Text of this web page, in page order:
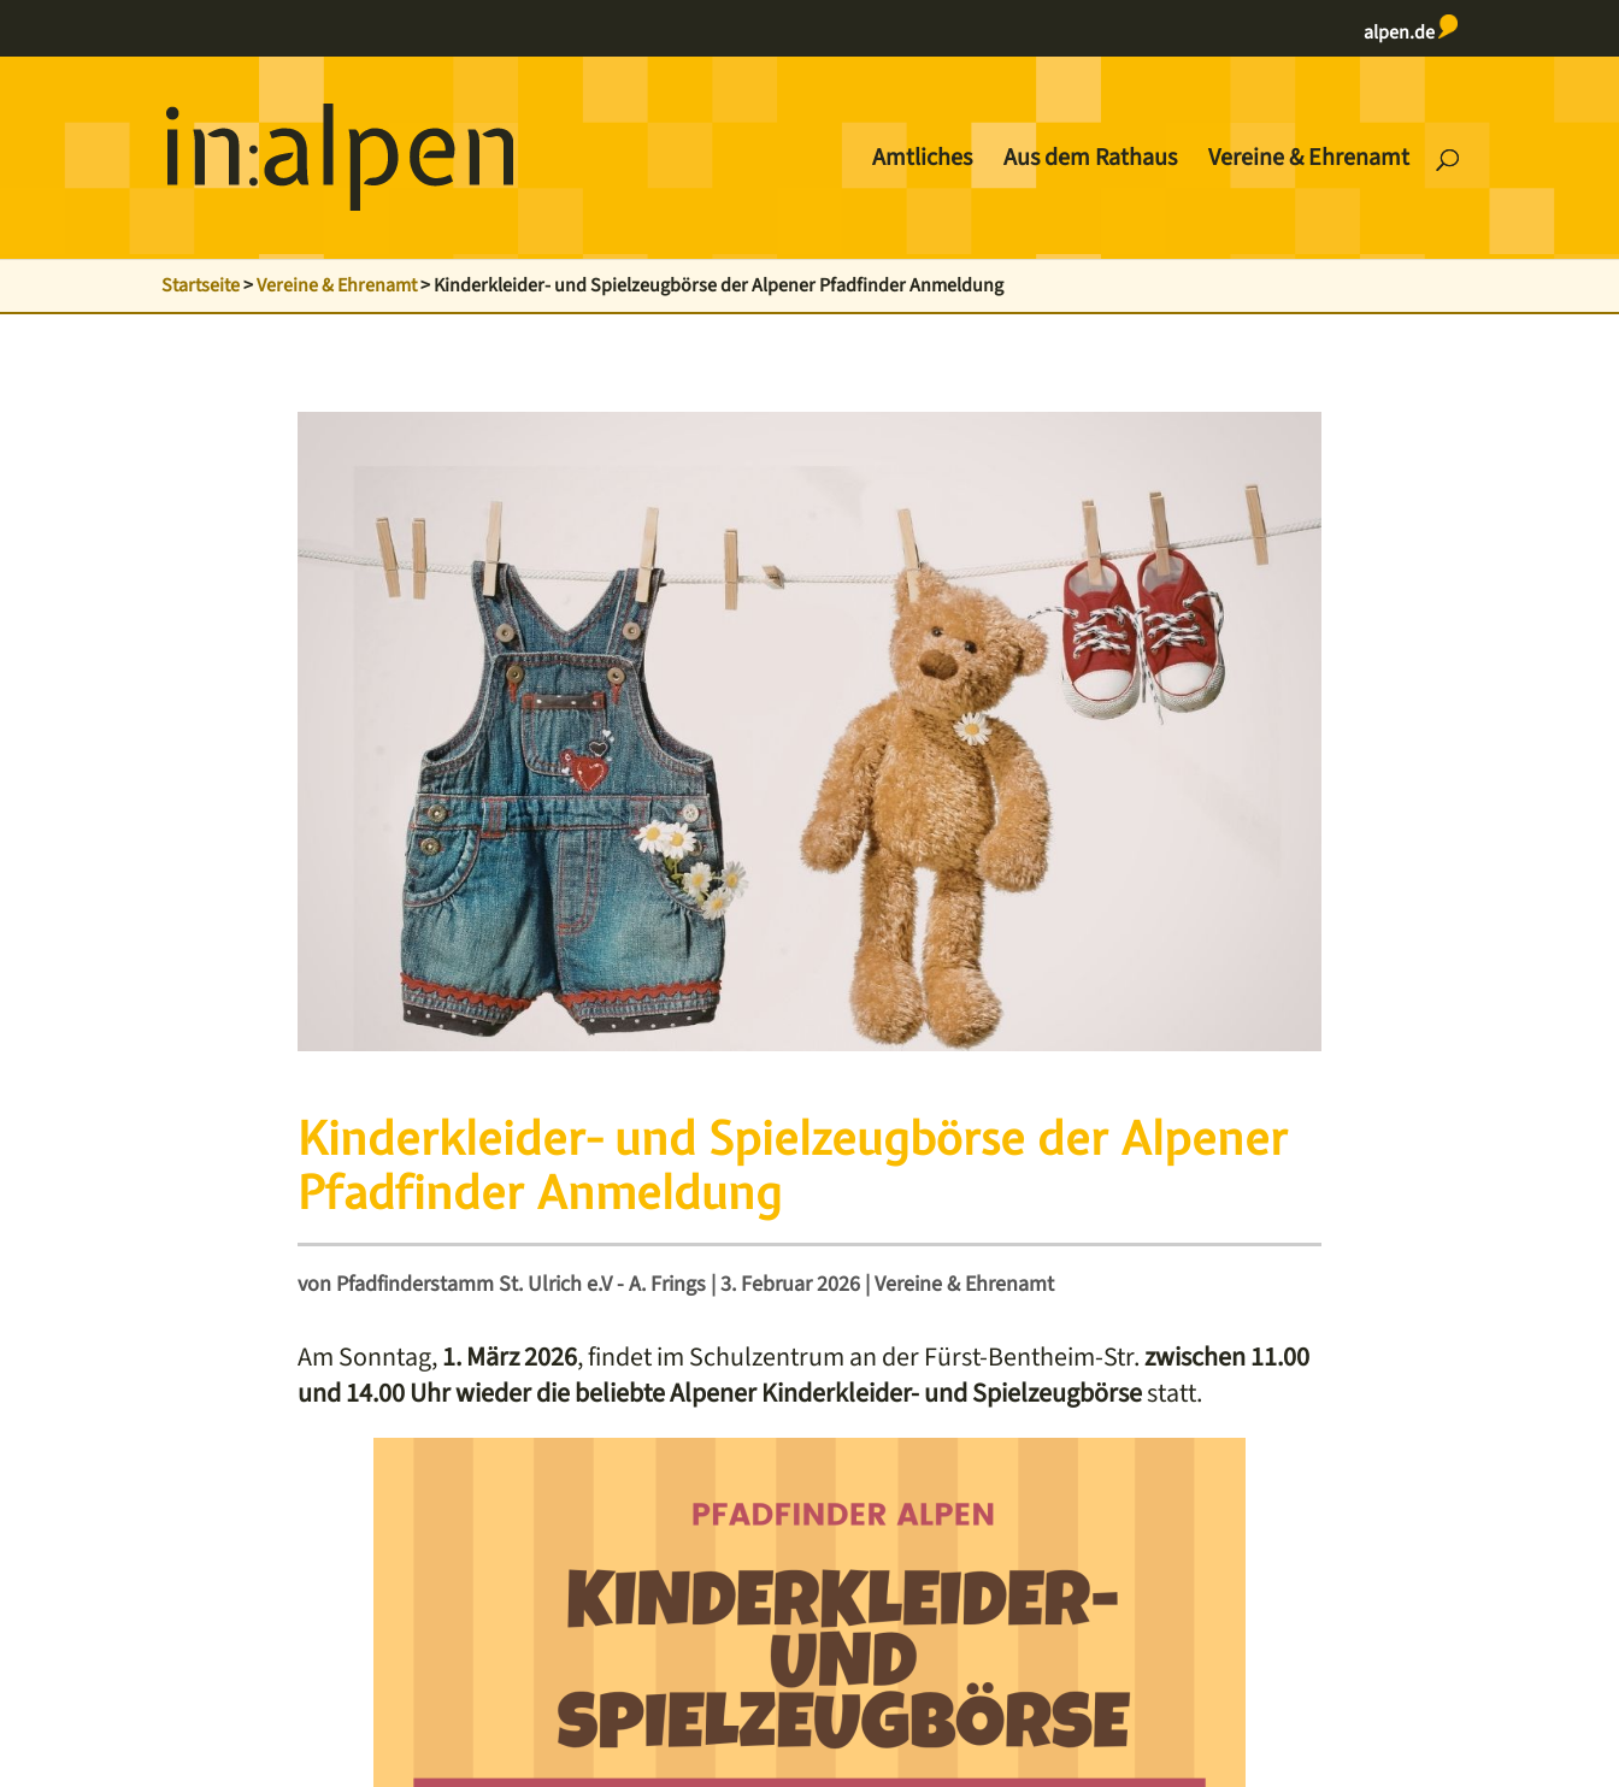
alpen.de
Amtliches Aus dem Rathaus Vereine & Ehrenamt
Startseite>Vereine & Ehrenamt>Kinderkleider- und Spielzeugbörse der Alpener Pfadfinder Anmeldung
Kinderkleider- und Spielzeugbörse der Alpener
Pfadfinder Anmeldung
von Pfadfinderstamm St. Ulrich e.V - A. Frings |3. Februar 2026 |Vereine & Ehrenamt
Am Sonntag,1. März 2026, findet im Schulzentrum an der Fürst-Bentheim-Str.zwischen 11.00
und 14.00 Uhr wieder die beliebte Alpener Kinderkleider- und Spielzeugbörsestatt.